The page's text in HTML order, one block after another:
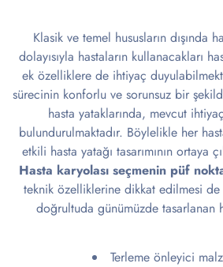
Klasik ve temel hususların dışında
dolayısıyla hastaların kullanacakları
ek özelliklere de ihtiyaç
sürecinin konforlu ve sorunsuz bir
hasta yataklarında, mevcut
bulundurulmaktadır. Böylelikle her
etkili hasta yatağı tasarımının ortaya
Hasta karyolası seçmenin püf
teknik özelliklerine dikkat edilmesi
doğrultuda günümüzde tasarlanan
Terleme önleyici